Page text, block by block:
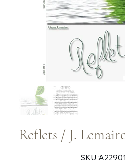
Reflets / J. Lemaire
SKU :SKU
A229014P